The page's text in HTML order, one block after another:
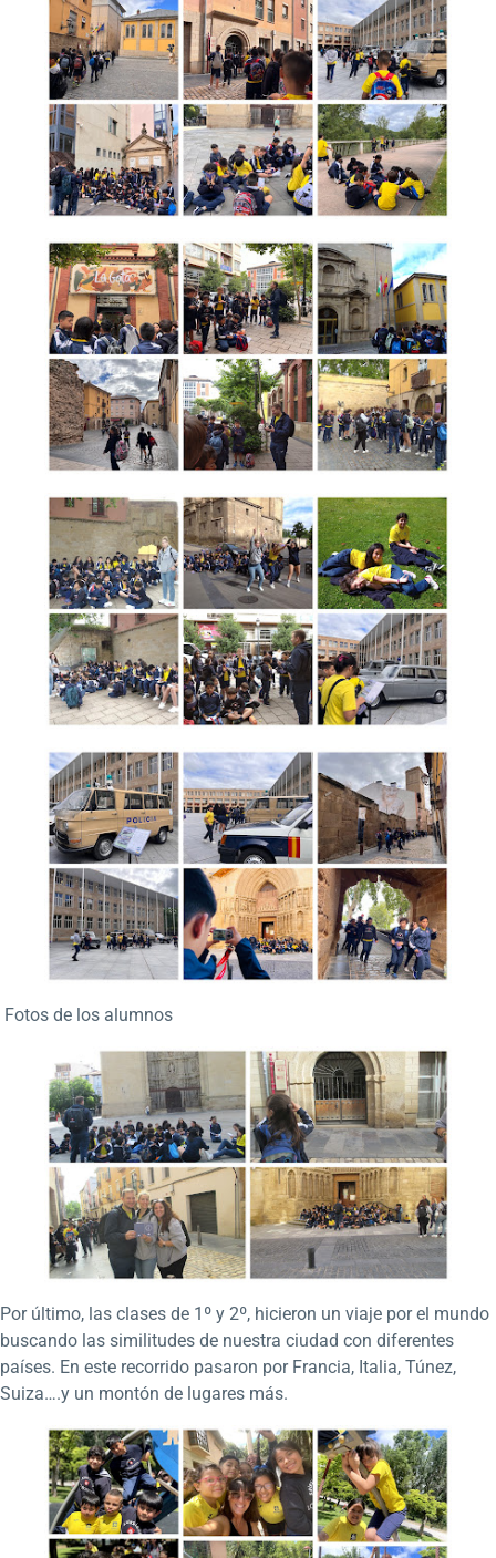
Fotos de los alumnos
Por último, las clases de 1º y 2º, hicieron un viaje por el mundo
buscando las similitudes de nuestra ciudad con diferentes
países. En este recorrido pasaron por Francia, Italia, Túnez,
Suiza….y un montón de lugares más.